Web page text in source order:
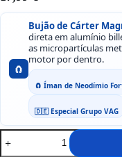
🧲
Bujão de Cárter
direta em alumínio
as micropartículas
motor por dentro.
🧲 Íman de Neodímio
🇩🇪 Especial Grupo VAG
Quantidade
de
Bujão